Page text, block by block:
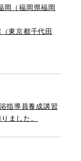
（福岡県福岡
東京都千代田
指導員養成講習
ました。